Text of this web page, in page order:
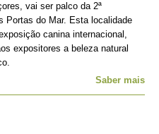
vai ser palco da 2ª
Portas do Mar. Esta localidade
canina internacional,
expositores a beleza natural
Saber mais